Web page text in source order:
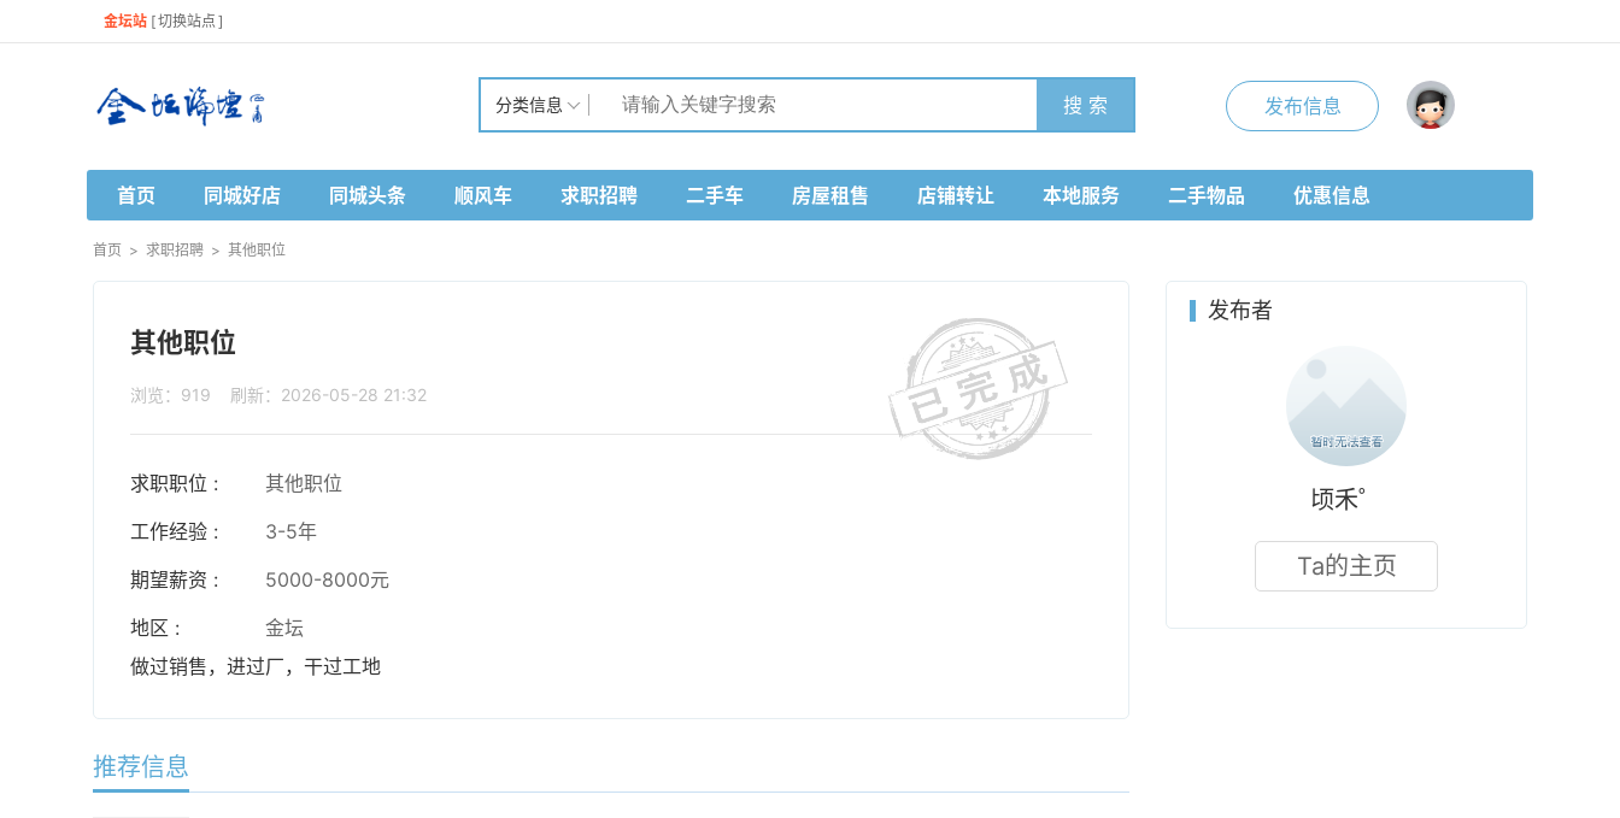
金坛站 [切换站点 ]
分类信息 搜 索 发布信息
首页 同城好店 同城头条 顺风车 求职招聘 二手车 房屋租售 店铺转让 本地服务 二手物品 优惠信息
首页 > 求职招聘 > 其他职位
其他职位
浏览：919 刷新：2026-05-28 21:32
求职职位 :
其他职位
工作经验 :
3-5年
期望薪资 :
5000-8000元
地区 :
金坛
做过销售，进过厂，干过工地
推荐信息
发布者
顷禾゜
Ta的主页